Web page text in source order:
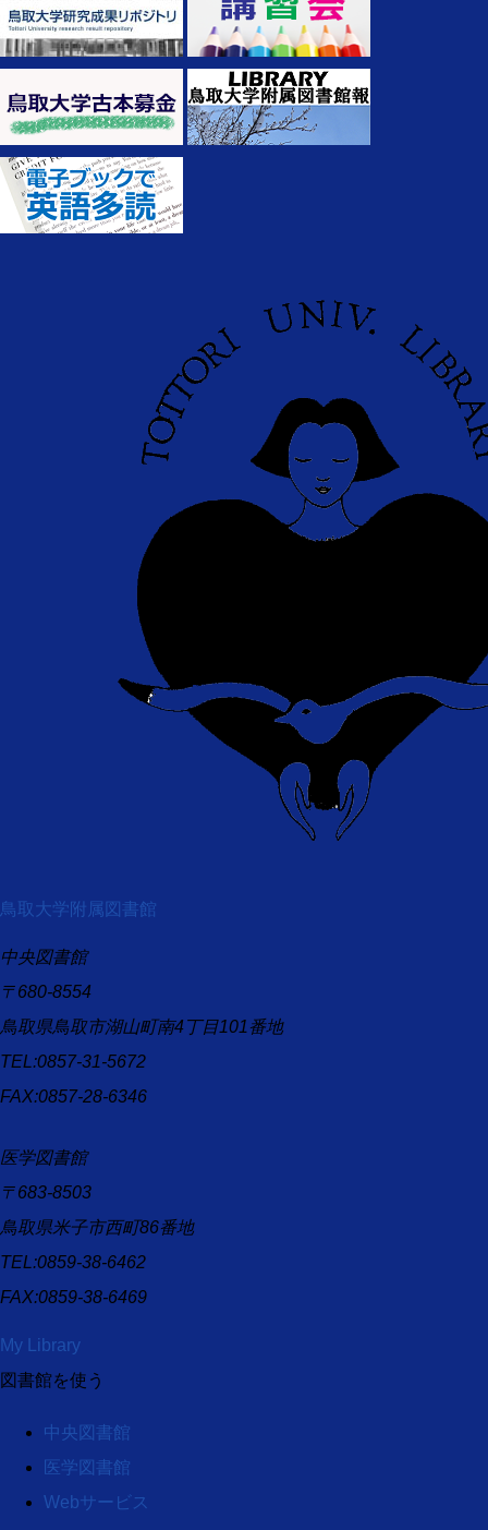
鳥取大学附属図書館
中央図書館
〒680-8554
鳥取県鳥取市湖山町南4丁目101番地
TEL:0857-31-5672
FAX:0857-28-6346
医学図書館
〒683-8503
鳥取県米子市西町86番地
TEL:0859-38-6462
FAX:0859-38-6469
My Library
図書館を使う
中央図書館
医学図書館
Webサービス